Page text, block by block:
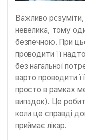
Важливо
невелика, тому
безпечною. При
проводити її
без нагальної
варто проводити
просто в рамках
випадок). Це
коли це справді
приймає лікар.